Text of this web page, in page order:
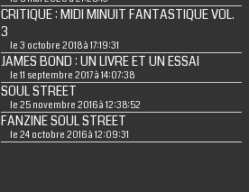
CRITIQUE : MIDI MINUIT FANTASTIQUE VOL.
3
le 3 octobre 2018 à 17:19:31
JAMES BOND : UN LIVRE ET UN ESSAI
le 11 septembre 2017 à 14:07:38
SOUL STREET
le 25 novembre 2016 à 12:38:52
FANZINE SOUL STREET
le 24 octobre 2016 à 12:09:31